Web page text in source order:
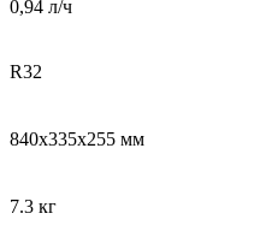
0,94 л/ч
R32
840x335x255 мм
7.3 кг